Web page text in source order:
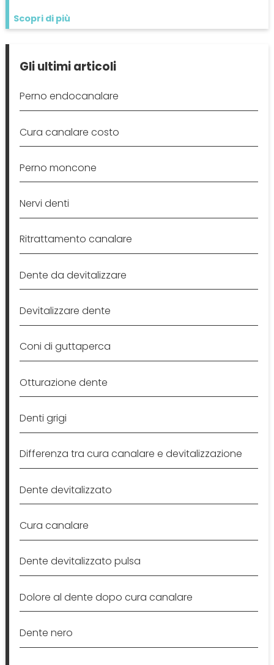
Scopri di più
Gli ultimi articoli
Perno endocanalare
Cura canalare costo
Perno moncone
Nervi denti
Ritrattamento canalare
Dente da devitalizzare
Devitalizzare dente
Coni di guttaperca
Otturazione dente
Denti grigi
Differenza tra cura canalare e devitalizzazione
Dente devitalizzato
Cura canalare
Dente devitalizzato pulsa
Dolore al dente dopo cura canalare
Dente nero